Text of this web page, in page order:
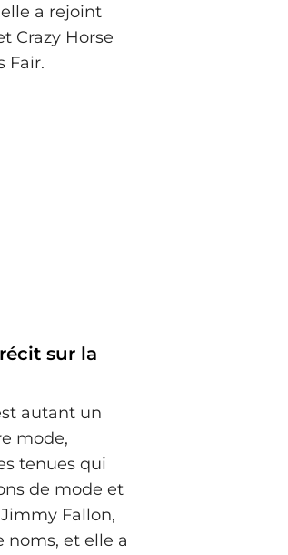
a rejoint
Crazy Horse
Fair.
sur la
autant un
mode,
tenues qui
de mode et
Fallon,
noms, et elle a